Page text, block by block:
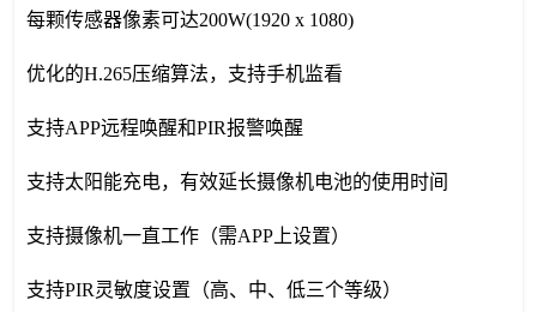
每颗传感器像素可达200W(1920 x 1080)
优化的H.265压缩算法，支持手机监看
支持APP远程唤醒和PIR报警唤醒
支持太阳能充电，有效延长摄像机电池的使用时间
支持摄像机一直工作（需APP上设置）
支持PIR灵敏度设置（高、中、低三个等级）